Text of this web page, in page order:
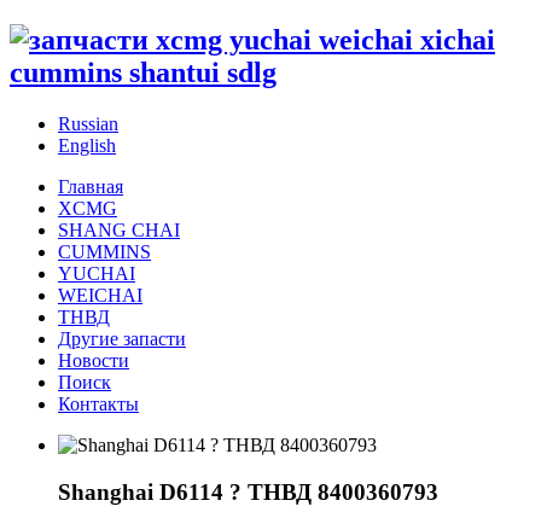
Russian
English
Главная
XCMG
SHANG CHAI
CUMMINS
YUCHAI
WEICHAI
ТНВД
Другие запасти
Новости
Поиск
Контакты
Shanghai D6114 ? ТНВД 8400360793